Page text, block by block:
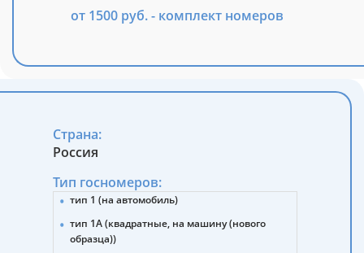
от 1500 руб. - комплект номеров
Страна:
Россия
Тип госномеров:
тип 1 (на автомобиль)
тип 1А (квадратные, на машину (нового
образца))